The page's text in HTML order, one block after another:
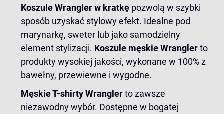
Koszule Wrangler w kratkę pozwolą w szybki
sposób uzyskać stylowy efekt. Idealne pod
marynarkę, sweter lub jako samodzielny
element stylizacji. Koszule męskie Wranglerto
produkty wysokiej jakości, wykonane w 100% z
bawełny, przewiewne i wygodne.
Męskie T-shirty Wranglerto zawsze
niezawodny wybór. Dostępne w bogatej